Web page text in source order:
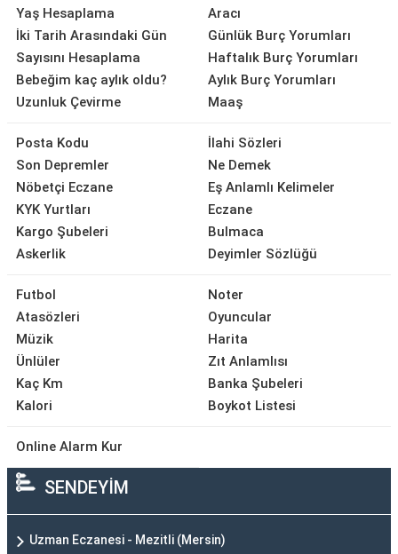
Yaş Hesaplama
İki Tarih Arasındaki Gün
Sayısını Hesaplama
Bebeğim kaç aylık oldu?
Uzunluk Çevirme
Aracı
Günlük Burç Yorumları
Haftalık Burç Yorumları
Aylık Burç Yorumları
Maaş
Posta Kodu
Son Depremler
Nöbetçi Eczane
KYK Yurtları
Kargo Şubeleri
Askerlik
İlahi Sözleri
Ne Demek
Eş Anlamlı Kelimeler
Eczane
Bulmaca
Deyimler Sözlüğü
Futbol
Atasözleri
Müzik
Ünlüler
Kaç Km
Kalori
Noter
Oyuncular
Harita
Zıt Anlamlısı
Banka Şubeleri
Boykot Listesi
Online Alarm Kur
SENDEYİM
Uzman Eczanesi - Mezitli (Mersin)